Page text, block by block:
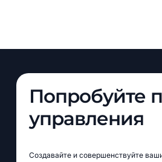
Попробуйте
управления
Создавайте и совершенствуйте